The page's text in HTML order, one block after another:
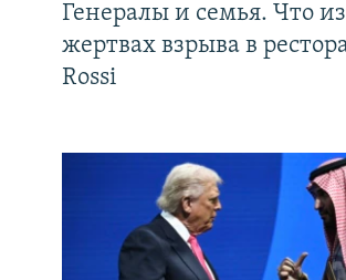
Генералы и семья. Что
жертвах взрыва в
Rossi